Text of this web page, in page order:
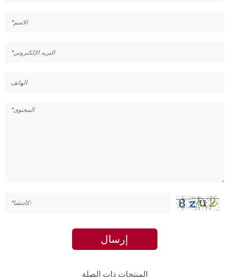
إرسال
المنتجات ذات الصلة